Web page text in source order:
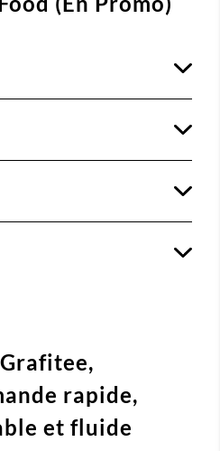
rapide,
et fluide